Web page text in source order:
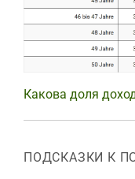
Какова доля
ПОДСКАЗКИ К